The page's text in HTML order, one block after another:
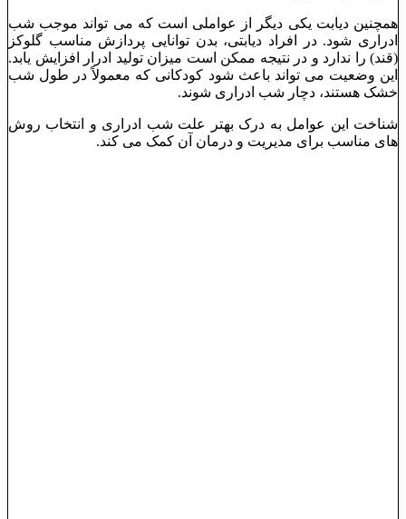
همچنین دیابت یکی دیگر از عواملی است که می‌ تواند موجب شب
‌ادراری شود. در افراد دیابتی، بدن توانایی پردازش مناسب گلوکز
(قند) را ندارد و در نتیجه ممکن است میزان تولید ادرار افزایش یابد.
این وضعیت می ‌تواند باعث شود کودکانی که معمولاً در طول شب
خشک هستند، دچار شب ‌ادراری شوند.
شناخت این عوامل به درک بهتر علت شب ‌ادراری و انتخاب روش‌
های مناسب برای مدیریت و درمان آن کمک می کند.